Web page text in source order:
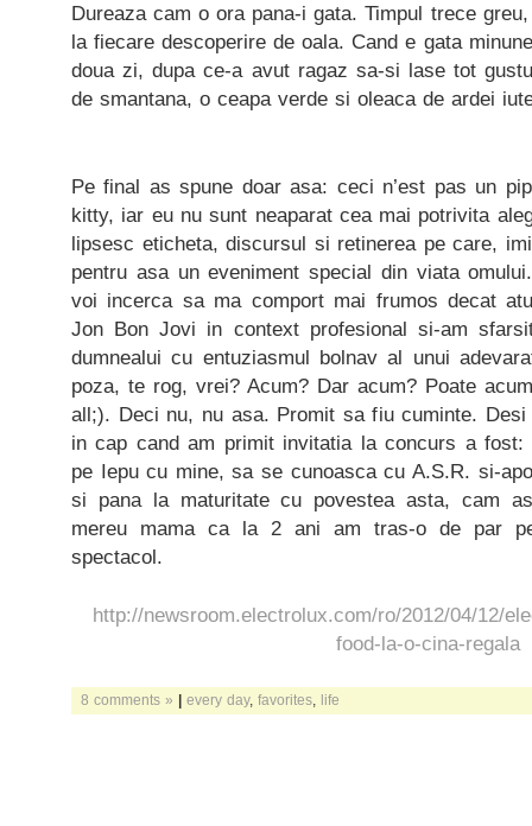
Dureaza cam o ora pana-i gata. Timpul trece
la fiecare descoperire de oala. Cand e gata
doua zi, dupa ce-a avut ragaz sa-si lase tot
de smantana, o ceapa verde si oleaca de ardei
Pe final as spune doar asa: ceci n’est pas un
kitty, iar eu nu sunt neaparat cea mai potrivita
lipsesc eticheta, discursul si retinerea pe care,
pentru asa un eveniment special din viata
voi incerca sa ma comport mai frumos decat
Jon Bon Jovi in context profesional si-am
dumnealui cu entuziasmul bolnav al unui
poza, te rog, vrei? Acum? Dar acum? Poate
all;). Deci nu, nu asa. Promit sa fiu cuminte.
in cap cand am primit invitatia la concurs a
pe Iepu cu mine, sa se cunoasca cu A.S.R. si-
si pana la maturitate cu povestea asta, cam
mereu mama ca la 2 ani am tras-o de par
spectacol.
http://newsroom.electrolux.com/ro/2012/04/12/
food-la-o-cina-regala
8 comments » | every day, favorites life